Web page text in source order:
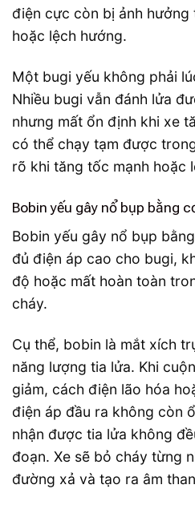
điện cực còn bị ảnh hưởng
hoặc lệch hướng.
Một bugi yếu không phải
Nhiều bugi vẫn đánh lửa
nhưng mất ổn định khi xe
có thể chạy tạm được
rõ khi tăng tốc mạnh hoặc
Bobin yếu gây nổ bụp bằng
Bobin yếu gây nổ bụp
đủ điện áp cao cho bugi,
độ hoặc mất hoàn toàn
cháy.
Cụ thể, bobin là mắt xích
năng lượng tia lửa. Khi
giảm, cách điện lão hóa
điện áp đầu ra không còn
nhận được tia lửa không
đoạn. Xe sẽ bỏ cháy từng
đường xả và tạo ra âm